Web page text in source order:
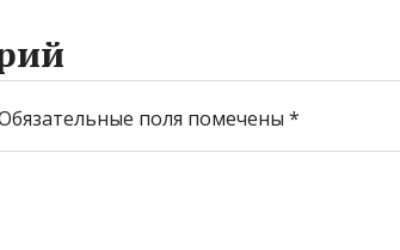
поля помечены *